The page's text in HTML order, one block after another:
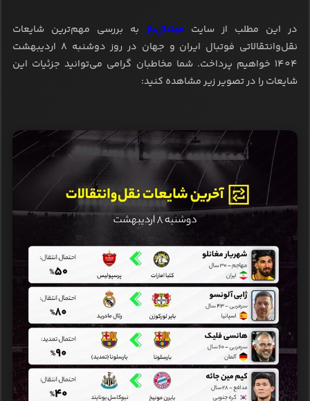
در این مطلب از سایت فوتبال‌باز به بررسی مهم‌ترین شایعات
نقل‌وانتقالاتی فوتبال ایران و جهان در روز دوشنبه 8 اردیبهشت
1404 خواهیم پرداخت. شما مخاطبان گرامی می‌توانید جزئیات این
شایعات را در تصویر زیر مشاهده کنید: